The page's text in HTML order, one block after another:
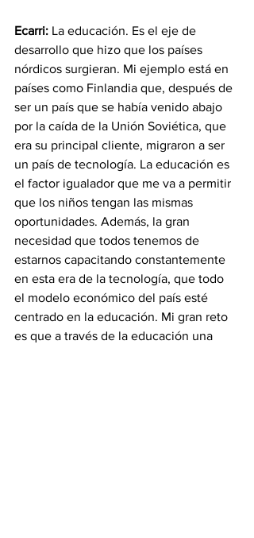
Ecarri: La educación. Es el eje de
desarrollo que hizo que los países
nórdicos surgieran. Mi ejemplo está en
países como Finlandia que, después de
ser un país que se había venido abajo
por la caída de la Unión Soviética, que
era su principal cliente, migraron a ser
un país de tecnología. La educación es
el factor igualador que me va a permitir
que los niños tengan las mismas
oportunidades. Además, la gran
necesidad que todos tenemos de
estarnos capacitando constantemente
en esta era de la tecnología, que todo
el modelo económico del país esté
centrado en la educación. Mi gran reto
es que a través de la educación una